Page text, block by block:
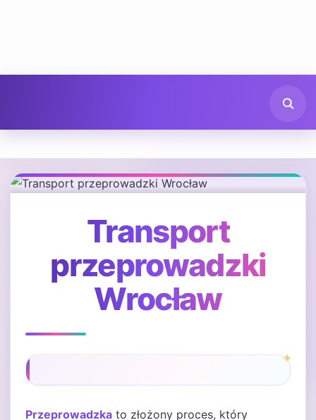
Transport
przeprowadzki
Wrocław
Przeprowadzka to złożony proces, który